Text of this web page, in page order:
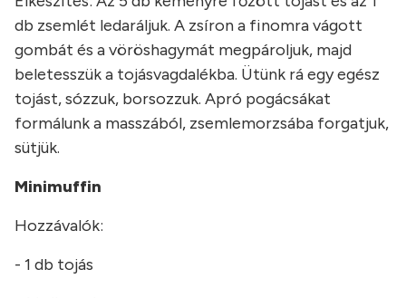
db zsemlét ledaráljuk. A zsíron a finomra vágott
gombát és a vöröshagymát megpároljuk, majd
beletesszük a tojásvagdalékba. Ütünk rá egy egész
tojást, sózzuk, borsozzuk. Apró pogácsákat
formálunk a masszából, zsemlemorzsába forgatjuk,
sütjük.
Minimuffin
Hozzávalók:
- 1 db tojás